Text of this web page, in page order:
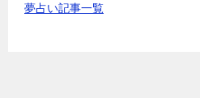
夢占い記事一覧